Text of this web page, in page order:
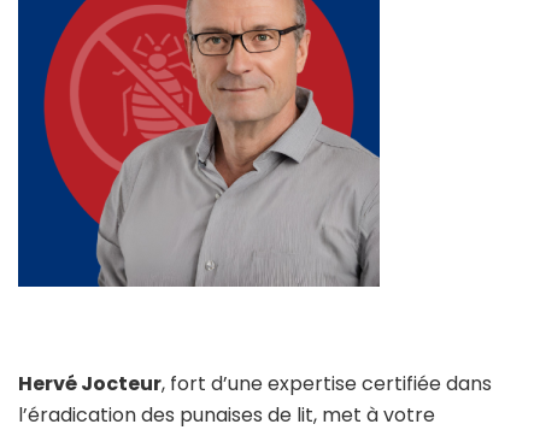
Hervé Jocteur, fort d’une expertise certifiée dans
l’éradication des punaises de lit, met à votre